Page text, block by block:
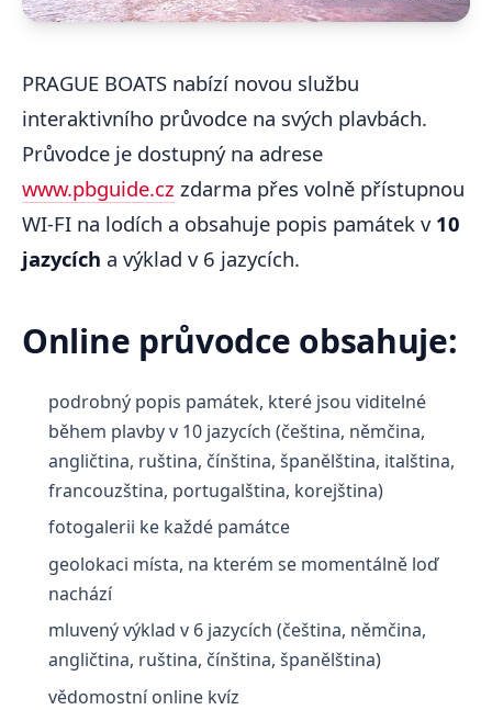
PRAGUE BOATS nabízí novou službu
interaktivního průvodce na svých plavbách.
Průvodce je dostupný na adrese
www.pbguide.cz zdarma přes volně přístupnou
WI-FI na lodích a obsahuje popis památek v 10
jazycích a výklad v 6 jazycích.
Online průvodce obsahuje:
podrobný popis památek, které jsou viditelné
během plavby v 10 jazycích (čeština, němčina,
angličtina, ruština, čínština, španělština, italština,
francouzština, portugalština, korejština)
fotogalerii ke každé památce
geolokaci místa, na kterém se momentálně loď
nachází
mluvený výklad v 6 jazycích (čeština, němčina,
angličtina, ruština, čínština, španělština)
vědomostní online kvíz